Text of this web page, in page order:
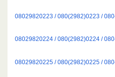
08029820223 / 080(2982)0223 /
08029820224 / 080(2982)0224 /
08029820225 / 080(2982)0225 /